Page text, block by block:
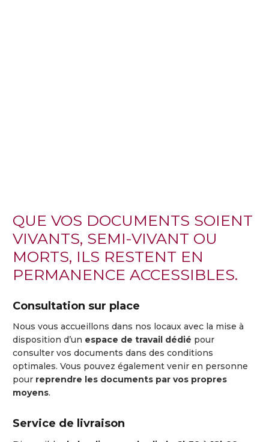
QUE VOS DOCUMENTS SOIENT
VIVANTS, SEMI-VIVANT OU
MORTS, ILS RESTENT EN
PERMANENCE ACCESSIBLES.
Consultation sur place
Nous vous accueillons dans nos locaux avec la mise à
disposition d’un espace de travail dédié pour
consulter vos documents dans des conditions
optimales. Vous pouvez également venir en personne
pour reprendre les documents par vos propres
moyens.
Service de livraison